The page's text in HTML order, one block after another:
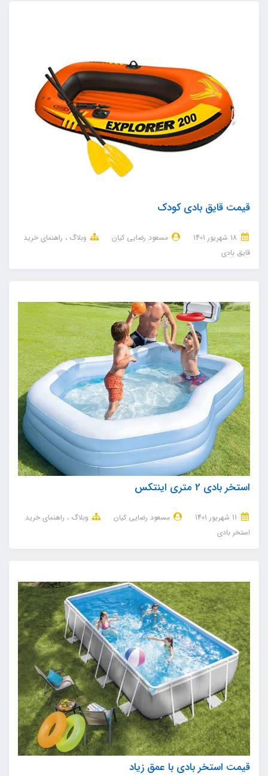
قیمت قایق بادی کودک
مسعود رضایی کیان وبلاگ
راهنمای خرید
قایق بادی
استخر بادی 2 متری اینتکس
مسعود رضایی کیان وبلاگ
راهنمای خرید
استخر بادی
قیمت استخر بادی با عمق زیاد